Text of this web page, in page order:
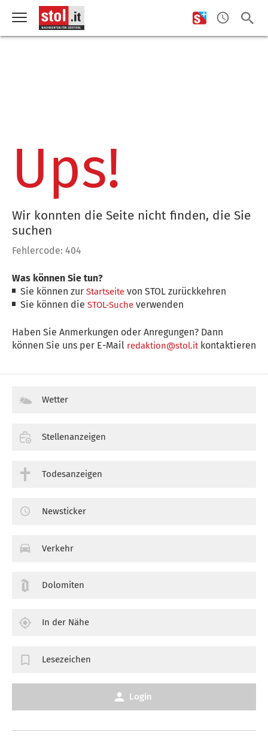
Ups!
Wir konnten die Seite nicht finden, die Sie
suchen
Fehlercode: 404
Was können Sie tun?
Sie können zurStartseite von STOL zurückkehren
Sie können dieSTOL-Suche verwenden
Haben Sie Anmerkungen oder Anregungen? Dann
können Sie uns per E-Mail redaktion@stol.itkontaktieren
Wetter
Stellenanzeigen
Todesanzeigen
Newsticker
Verkehr
Dolomiten
In der Nähe
Lesezeichen
Login